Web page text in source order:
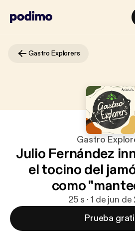
Gastro Explorers
Gastro
Julio Fernández
el tocino del
como
25 s · 1 de jun
Prueba